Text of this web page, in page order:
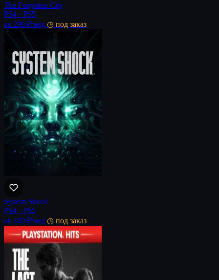
The Forgotten City
PS4 · PS5
от 299 ₽/нед ◷ под заказ
System Shock
PS4 · PS5
от 449 ₽/нед ◷ под заказ